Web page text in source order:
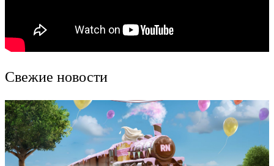
Свежие новости